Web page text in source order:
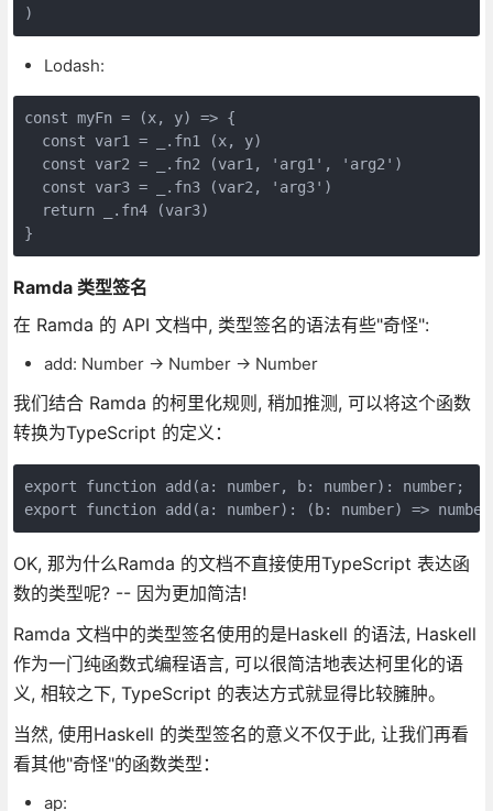
)
Lodash:
const myFn = (x, y) => {
  const var1 = _.fn1 (x, y)
  const var2 = _.fn2 (var1, 'arg1', 'arg2')
  const var3 = _.fn3 (var2, 'arg3')
  return _.fn4 (var3)
}
Ramda 类型签名
在 Ramda 的 API 文档中, 类型签名的语法有些"奇怪":
add: Number → Number → Number
我们结合 Ramda 的柯里化规则, 稍加推测, 可以将这个函数
转换为TypeScript 的定义：
export function add(a: number, b: number): number;
export function add(a: number): (b: number) =>
OK, 那为什么Ramda 的文档不直接使用TypeScript 表达函
数的类型呢? -- 因为更加简洁!
Ramda 文档中的类型签名使用的是Haskell 的语法, Haskell
作为一门纯函数式编程语言, 可以很简洁地表达柯里化的语
义, 相较之下, TypeScript 的表达方式就显得比较臃肿。
当然, 使用Haskell 的类型签名的意义不仅于此, 让我们再看
看其他"奇怪"的函数类型：
ap: